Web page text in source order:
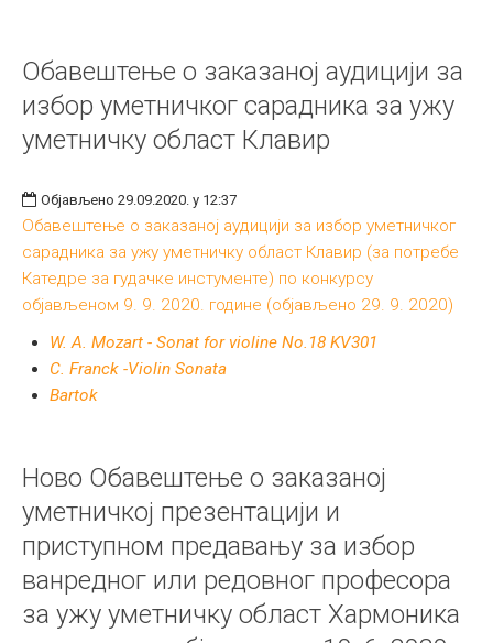
Обавештење о заказаној аудицији за
избор уметничког сарадника за ужу
уметничку област Клавир
Објављено 29.09.2020. у 12:37
Обавештење о заказаној аудицији за избор уметничког
сарадника за ужу уметничку област Клавир (за потребе
Катедре за гудачке инстументе) по конкурсу
објављеном 9. 9. 2020. године (објављено 29. 9. 2020)
W. A. Mozart - Sonat for violine No.18 KV301
C. Franck -Violin Sonata
Bartok
Ново Обавештење о заказаној
уметничкој презентацији и
приступном предавању за избор
ванредног или редовног професора
за ужу уметничку област Хармоника